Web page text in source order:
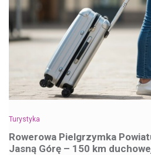
Turystyka
Rowerowa Pielgrzymka
Jasną Górę – 150 km